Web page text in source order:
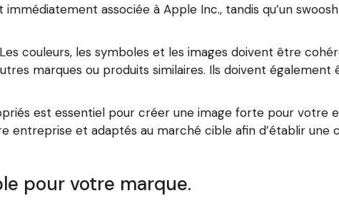
associée à Apple Inc., tandis qu’un swoosh
couleurs, les symboles et les images doivent être
marques ou produits similaires. Ils doivent également
est essentiel pour créer une image forte pour votre
et adaptés au marché cible afin d’établir une
pour votre marque.